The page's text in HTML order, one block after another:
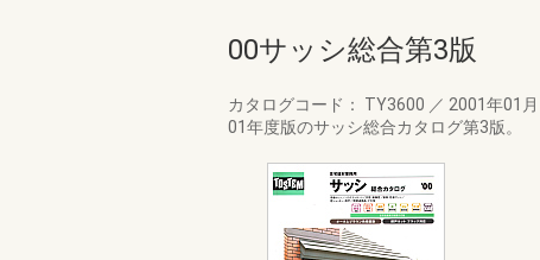
00サッシ総合第3版
カタログコード： TY3600 ／ 2001年01月
01年度版のサッシ総合カタログ第3版。